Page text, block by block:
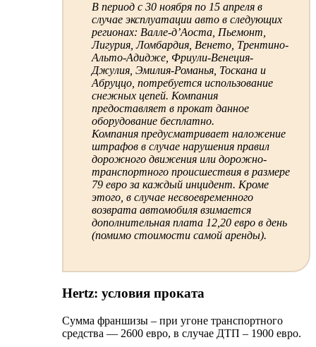
В период с 30 ноября по 15 апреля в
случае эксплуатации авто в следующих
регионах: Валле-д’Аоста, Пьемонт,
Лигурия, Ломбардия, Венето, Трентино-
Альто-Адидже, Фриули-Венеция-
Джулия, Эмилия-Романья, Тоскана и
Абруццо, потребуется использование
снежных цепей. Компания
предоставляет в прокат данное
оборудование бесплатно.
Компания предусматривает наложение
штрафов в случае нарушения правил
дорожного движения или дорожно-
транспортного происшествия в размере
79 евро за каждый инцидент. Кроме
этого, в случае несвоевременного
возврата автомобиля взимается
дополнительная плата 12,20 евро в день
(помимо стоимости самой аренды).
Hertz: условия проката
Сумма франшизы – при угоне транспортного
средства — 2600 евро, в случае ДТП – 1900 евро.